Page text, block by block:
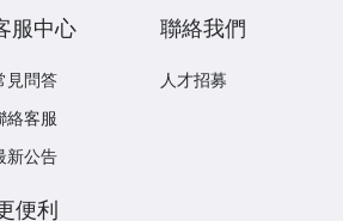
服中心
見問答
絡客服
新公告
聯絡我們
人才招募
便利